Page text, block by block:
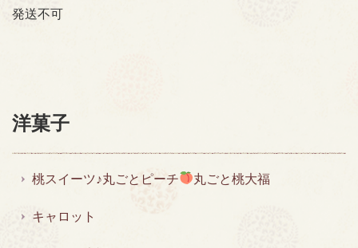
発送不可
洋菓子
桃スイーツ♪丸ごとピーチ 丸ごと桃大福
キャロット